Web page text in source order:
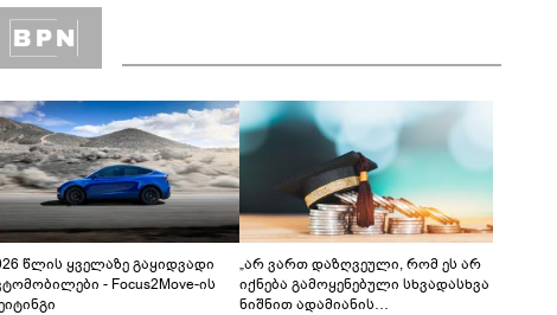
წლის ყველაზე გაყიდვადი
- Focus2Move-ის
„არ ვართ დაზღვეული, რომ ეს არ
იქნება გამოყენებული სხვადასხვა
ნიშნით ადამიანის